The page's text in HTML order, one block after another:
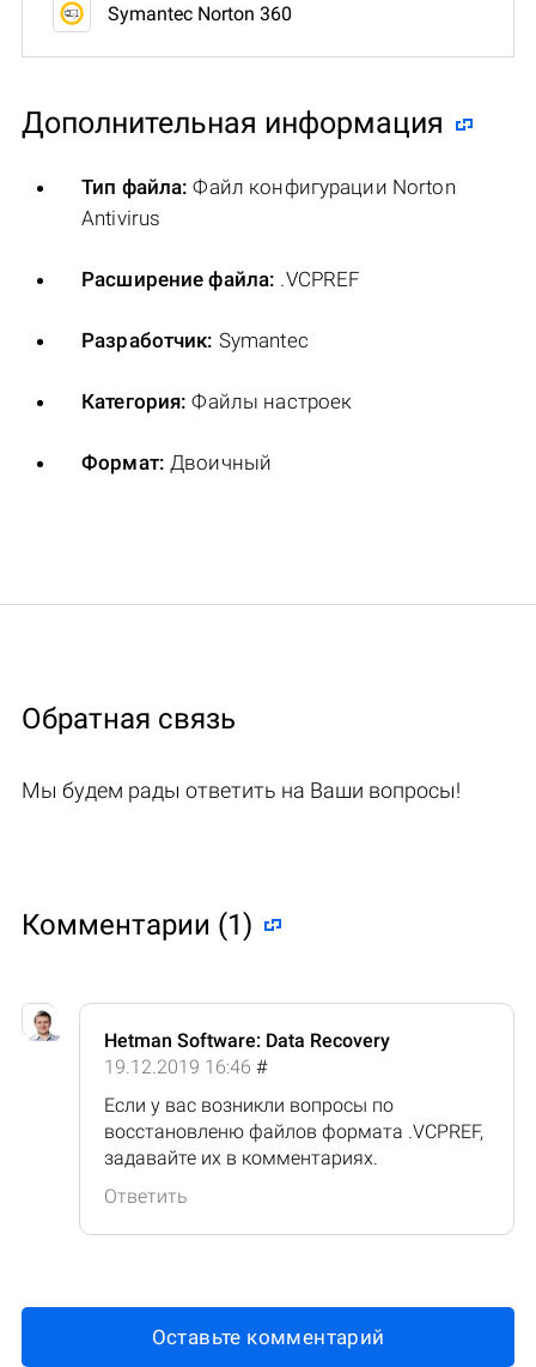
Symantec Norton 360
Дополнительная информация
Тип файла: Файл конфигурации Norton
Antivirus
Расширение файла: .VCPREF
Разработчик: Symantec
Категория: Файлы настроек
Формат: Двоичный
Обратная связь
Мы будем рады ответить на Ваши вопросы!
Комментарии (1)
Hetman Software: Data Recovery
19.12.2019 16:46 #
Если у вас возникли вопросы по
восстановленю файлов формата .VCPREF,
задавайте их в комментариях.
Ответить
Оставьте комментарий